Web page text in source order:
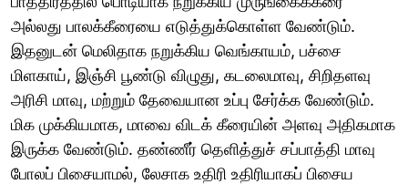
அல்லது பாலக்கீரையை எடுத்துக்கொள்ள வேண்டும்.
இதனுடன் மெலிதாக நறுக்கிய வெங்காயம், பச்சை
மிளகாய், இஞ்சி பூண்டு விழுது, கடலைமாவு, சிறிதளவு
அரிசி மாவு, மற்றும் தேவையான உப்பு சேர்க்க வேண்டும்.
மிக முக்கியமாக, மாவை விடக் கீரையின் அளவு அதிகமாக
இருக்க வேண்டும். தண்ணீர் தெளித்துச் சப்பாத்தி மாவு
போலப் பிசையாமல், லேசாக உதிரி உதிரியாகப் பிசைய